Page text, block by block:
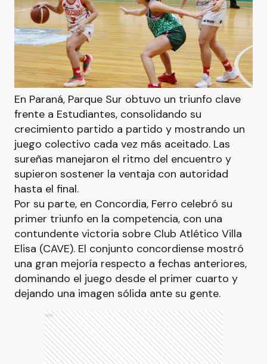
En Paraná, Parque Sur obtuvo un triunfo clave
frente a Estudiantes, consolidando su
crecimiento partido a partido y mostrando un
juego colectivo cada vez más aceitado. Las
sureñas manejaron el ritmo del encuentro y
supieron sostener la ventaja con autoridad
hasta el final.
Por su parte, en Concordia, Ferro celebró su
primer triunfo en la competencia, con una
contundente victoria sobre Club Atlético Villa
Elisa (CAVE). El conjunto concordiense mostró
una gran mejoría respecto a fechas anteriores,
dominando el juego desde el primer cuarto y
dejando una imagen sólida ante su gente.
Ads